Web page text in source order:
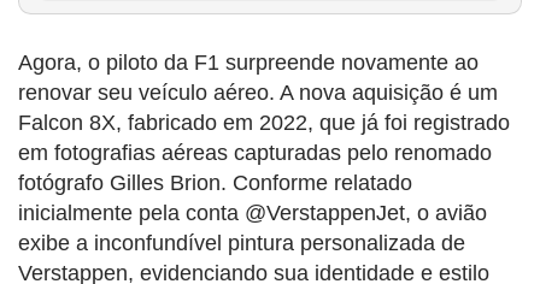
Agora, o piloto da F1 surpreende novamente ao
renovar seu veículo aéreo. A nova aquisição é um
Falcon 8X, fabricado em 2022, que já foi registrado
em fotografias aéreas capturadas pelo renomado
fotógrafo Gilles Brion. Conforme relatado
inicialmente pela conta @VerstappenJet, o avião
exibe a inconfundível pintura personalizada de
Verstappen, evidenciando sua identidade e estilo